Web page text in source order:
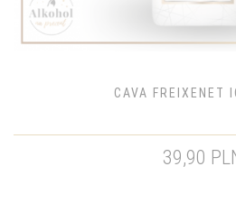
CAVA FREIXENET
39,90